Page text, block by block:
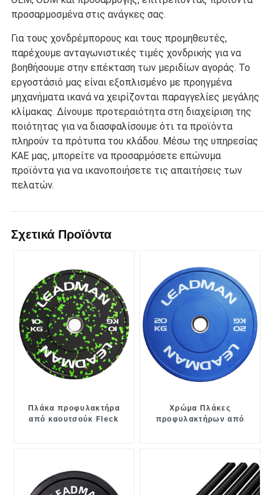
προσαρμοσμένα στις ανάγκες σας.
Για τους χονδρέμπορους και τους προμηθευτές,
παρέχουμε ανταγωνιστικές τιμές χονδρικής για να
βοηθήσουμε στην επέκταση των μεριδίων αγοράς. Το
εργοστάσιό μας είναι εξοπλισμένο με προηγμένα
μηχανήματα ικανά να χειρίζονται παραγγελίες μεγάλης
κλίμακας. Δίνουμε προτεραιότητα στη διαχείριση της
ποιότητας για να διασφαλίσουμε ότι τα προϊόντα
πληρούν τα πρότυπα του κλάδου. Μέσω της υπηρεσίας
ΚΑΕ μας, μπορείτε να προσαρμόσετε επώνυμα
προϊόντα για να ικανοποιήσετε τις απαιτήσεις των
πελατών.
Σχετικά Προϊόντα
Πλάκα προφυλακτήρα
από καουτσούκ Fleck
Χρώμα Πλάκες
προφυλακτήρων από